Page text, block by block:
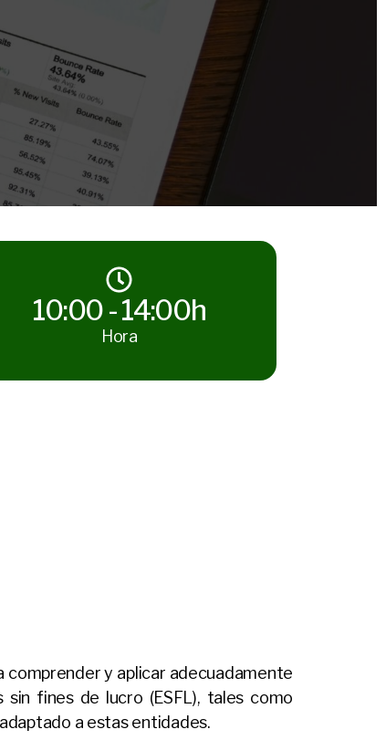
10:00 - 14:00h
Hora
y aplicar adecuadamente
fines de lucro (ESFL), tales como
a estas entidades.